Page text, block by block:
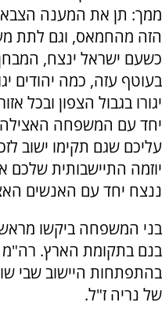
ממך: תן את המענה
הזה מהחמאס, וגם לתת
כשעם ישראל ינצח, המבחן
בעוטף עזה, כמה יהודים
יגורו בגבול הצפון ובכל
יחד עם המשפחה
עליכם שגם תקימו ישוב
יוזמה התיישבותית שלכם
ננצח יחד עם האנשים
בני המשפחה ביקשו
בנם בתקומת הארץ. רה"מ
בהתפתחות היישוב שבי
של נריה ז"ל.